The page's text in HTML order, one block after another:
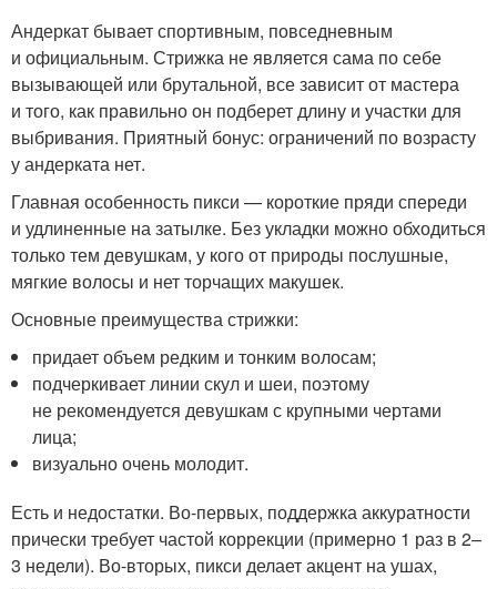
Андеркат бывает спортивным, повседневным
и официальным. Стрижка не является сама по себе
вызывающей или брутальной, все зависит от мастера
и того, как правильно он подберет длину и участки для
выбривания. Приятный бонус: ограничений по возрасту
у андерката нет.
Главная особенность пикси — короткие пряди спереди
и удлиненные на затылке. Без укладки можно обходиться
только тем девушкам, у кого от природы послушные,
мягкие волосы и нет торчащих макушек.
Основные преимущества стрижки:
придает объем редким и тонким волосам;
подчеркивает линии скул и шеи, поэтому
не рекомендуется девушкам с крупными чертами
лица;
визуально очень молодит.
Есть и недостатки. Во-первых, поддержка аккуратности
прически требует частой коррекции (примерно 1 раз в 2–
3 недели). Во-вторых, пикси делает акцент на ушах,